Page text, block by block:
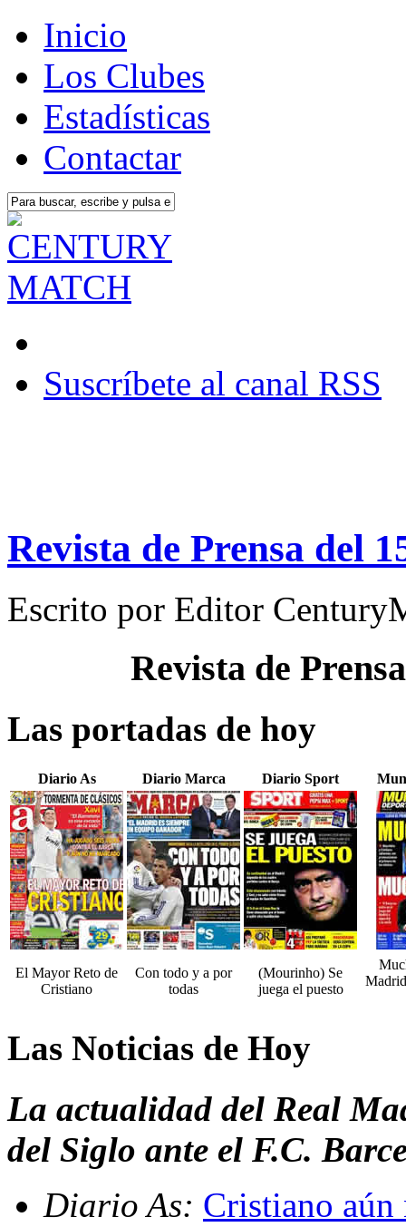
Inicio
Los Clubes
Estadísticas
Contactar
Suscríbete al canal RSS
Revista de Prensa del
Escrito por Editor
Revista de
Las portadas de hoy
Diario As Diario Marca Diario Sport
El Mayor Reto de
Cristiano
Con todo y a por
todas
(Mourinho) Se
juega el puesto
Las Noticias de Hoy
La actualidad del Real
del Siglo ante el F.C.
Diario As: Cristiano aún